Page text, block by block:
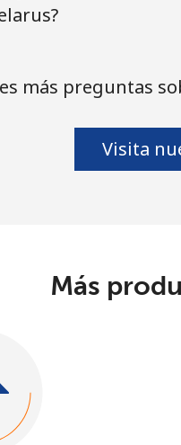
más preguntas
Visita
Más